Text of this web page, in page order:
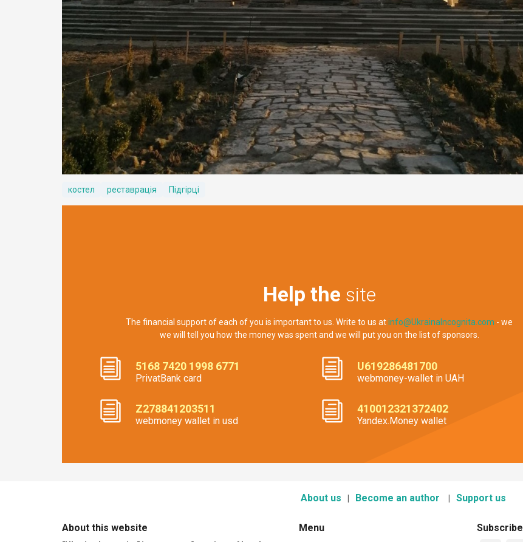
костел реставрація Підгірці
Help the site
The financial support of each of you is important to us. Write to us atinfo@UkrainaIncognita.com - we
we will tell you how the money was spent and we will put you on the list of sponsors.
5168 7420 1998 6771
PrivatBank card
U619286481700
webmoney-wallet in UAH
Z278841203511
webmoney wallet in usd
410012321372402
Yandex.Money wallet
About us Become an author Support us
About this website Menu Subscribe